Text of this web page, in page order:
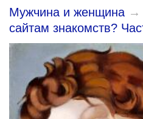
Мужчина и женщина →
сайтам знакомств?